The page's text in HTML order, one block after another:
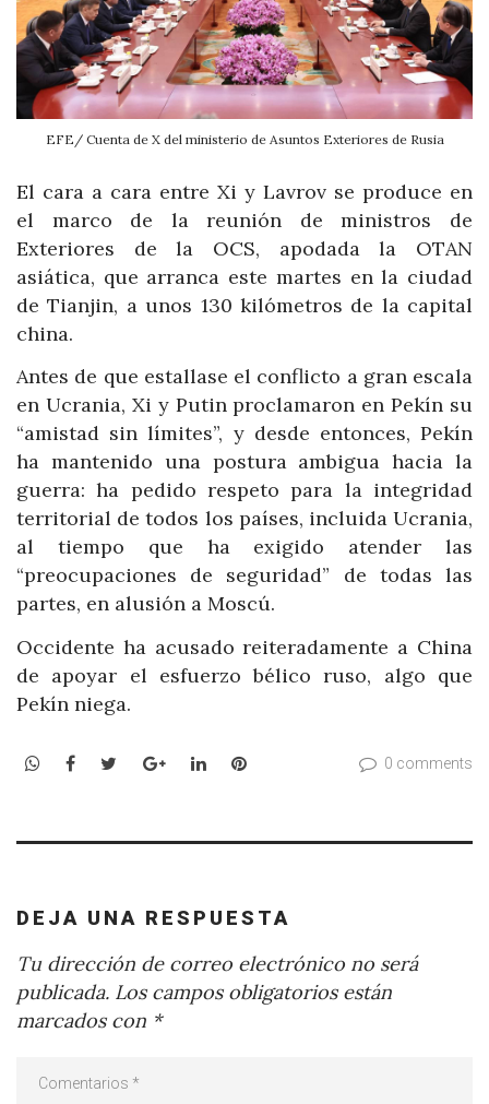
EFE/ Cuenta de X del ministerio de Asuntos Exteriores de Rusia
El cara a cara entre Xi y Lavrov se produce en
el marco de la reunión de ministros de
Exteriores de la OCS, apodada la OTAN
asiática, que arranca este martes en la ciudad
de Tianjin, a unos 130 kilómetros de la capital
china.
Antes de que estallase el conflicto a gran escala
en Ucrania, Xi y Putin proclamaron en Pekín su
“amistad sin límites”, y desde entonces, Pekín
ha mantenido una postura ambigua hacia la
guerra: ha pedido respeto para la integridad
territorial de todos los países, incluida Ucrania,
al tiempo que ha exigido atender las
“preocupaciones de seguridad” de todas las
partes, en alusión a Moscú.
Occidente ha acusado reiteradamente a China
de apoyar el esfuerzo bélico ruso, algo que
Pekín niega.
WhatsApp
Facebook
TwitterGoogle+LinkedInPinterest 0 comments
DEJA UNA RESPUESTA
Tu dirección de correo electrónico no será
publicada. Los campos obligatorios están
marcados con *